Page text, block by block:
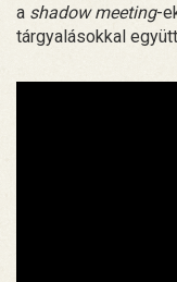
a shadow meeting-
tárgyalásokkal